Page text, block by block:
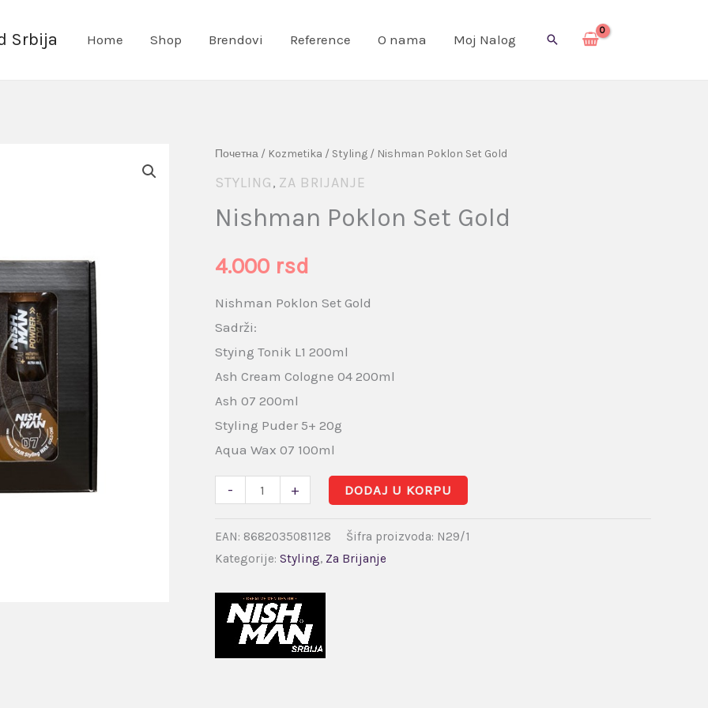
Srbija Home Shop Brendovi Reference O nama Moj Nalog Pretraga
Почетна / Kozmetika / Styling / Nishman Poklon Set Gold
STYLING , ZA BRIJANJE
Nishman Poklon Set Gold
4.000 rsd
Nishman Poklon Set Gold
Sadrži:
Stying Tonik L1 200ml
Ash Cream Cologne 04 200ml
Ash 07 200ml
Styling Puder 5+ 20g
Aqua Wax 07 100ml
-
Nishman
Poklon
Gold
+ DODAJ U KORPU
EAN: 8682035081128 Šifra proizvoda: N29/1
Kategorije: Styling, Za Brijanje